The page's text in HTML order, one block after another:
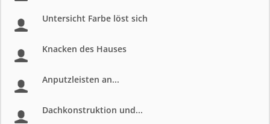
Untersicht Farbe löst sich
Knacken des Hauses
Anputzleisten an...
Dachkonstruktion und...